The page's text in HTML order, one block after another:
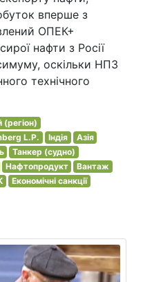
вперше з
ОПЕК+
нафти з Росії
оскільки НПЗ
технічного
(регіон)
L.P. Індія
Азія
Танкер (судно)
Нафтопродукт
Вантаж
Економічні санкції